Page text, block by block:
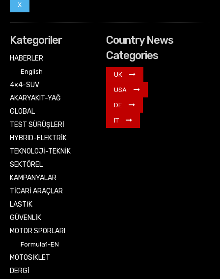
X
Kategoriler
HABERLER
English
4×4-SUV
AKARYAKIT-YAĞ
GLOBAL
TEST SÜRÜŞLERİ
HYBRID-ELEKTRİK
TEKNOLOJİ-TEKNİK
SEKTÖREL
KAMPANYALAR
TİCARİ ARAÇLAR
LASTİK
GÜVENLİK
MOTOR SPORLARI
Formula1-EN
MOTOSİKLET
DERGİ
Country News
Categories
UK
USA
DE
IT